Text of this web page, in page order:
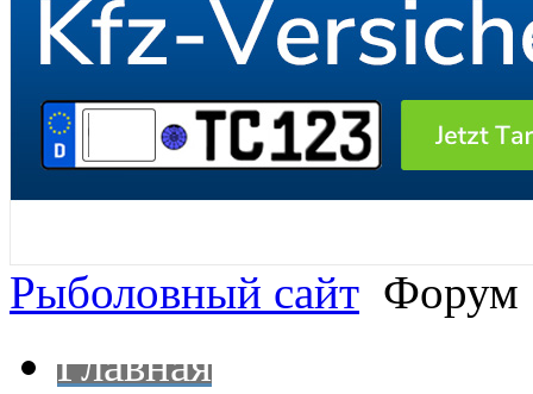
Рыболовный сайт Форум
Главная